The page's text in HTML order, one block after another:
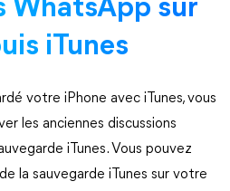
WhatsApp sur
iTunes
votre iPhone avec iTunes, vous
les anciennes discussions
iTunes. Vous pouvez
la sauvegarde iTunes sur votre